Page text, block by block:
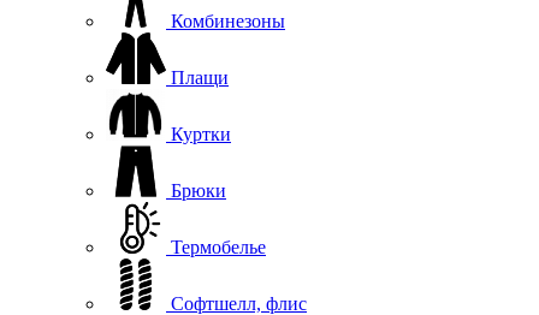
Комбинезоны
Плащи
Куртки
Брюки
Термобелье
Софтшелл, флис